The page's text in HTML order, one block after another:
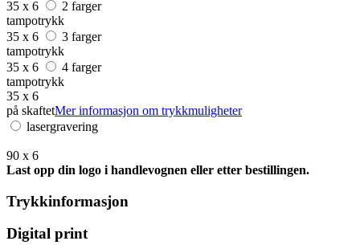
35 x 6
2 farger
tampotrykk
35 x 6
3 farger
tampotrykk
35 x 6
4 farger
tampotrykk
35 x 6
på skaftetMer informasjon om trykkmuligheter
lasergravering
90 x 6
Last opp din logo i handlevognen eller etter bestillingen.
Trykkinformasjon
Digital print